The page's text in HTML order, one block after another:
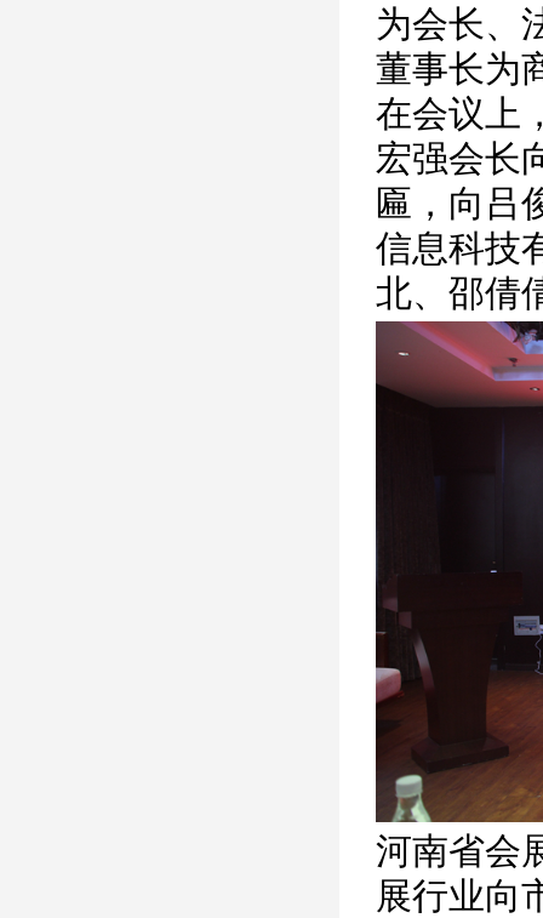
为会长、
董事长为
在会议上
宏强会长
匾，向吕
信息科技
北、邵倩
河南省会
展行业向